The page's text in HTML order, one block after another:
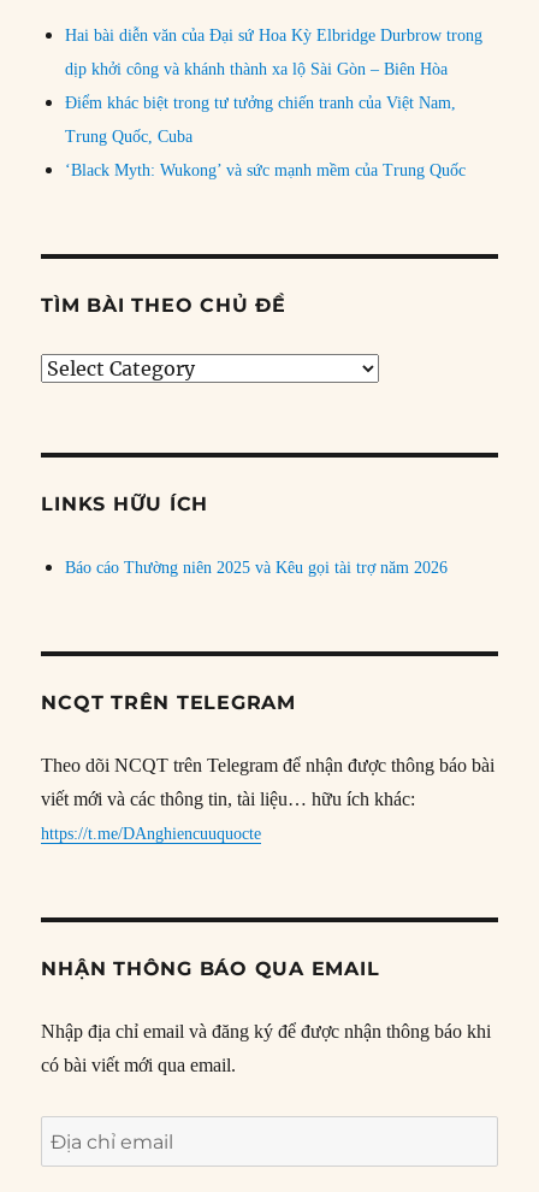
Hai bài diễn văn của Đại sứ Hoa Kỳ Elbridge Durbrow trong
dịp khởi công và khánh thành xa lộ Sài Gòn – Biên Hòa
Điểm khác biệt trong tư tưởng chiến tranh của Việt Nam,
Trung Quốc, Cuba
‘Black Myth: Wukong’ và sức mạnh mềm của Trung Quốc
TÌM BÀI THEO CHỦ ĐỀ
Tìm
đề
LINKS HỮU ÍCH
Báo cáo Thường niên 2025 và Kêu gọi tài trợ năm 2026
NCQT TRÊN TELEGRAM
Theo dõi NCQT trên Telegram để nhận được thông báo bài
viết mới và các thông tin, tài liệu… hữu ích khác:
https://t.me/DAnghiencuuquocte
NHẬN THÔNG BÁO QUA EMAIL
Nhập địa chỉ email và đăng ký để được nhận thông báo khi
có bài viết mới qua email.
Địa
chỉ